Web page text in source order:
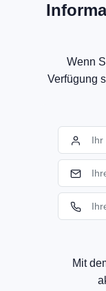
Wenn
Verfügung
Mit